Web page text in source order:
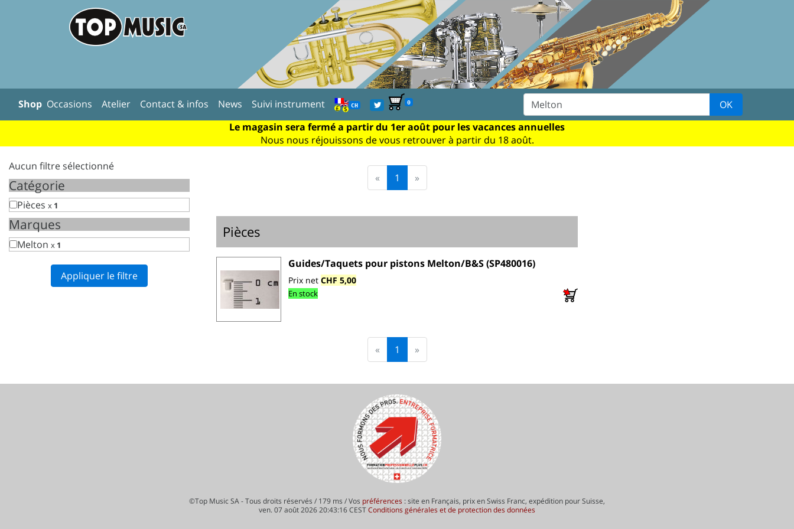
Shop Occasions Atelier Contact & infos News Suivi instrument CH 0
OK
Le magasin sera fermé a partir du 1er août pour les vacances annuelles
Nous nous réjouissons de vous retrouver à partir du 18 août.
Aucun filtre sélectionné
Catégorie
Pièces x 1
Marques
Melton x 1
Appliquer le filtre
« 1 »
Pièces
Guides/Taquets pour pistons Melton/B&S (SP480016)
Prix net CHF 5,00
En stock
« 1 »
©Top Music SA - Tous droits réservés / 179 ms / Vos préférences : site en Français, prix en Swiss Franc, expédition pour Suisse,
ven. 07 août 2026 20:43:16 CEST Conditions générales et de protection des données